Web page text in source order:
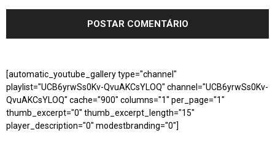
[automatic_youtube_gallery type="channel"
playlist="UCB6yrwSs0Kv-QvuAKCsYLOQ" channel="UCB6yrwSs0Kv-
QvuAKCsYLOQ" cache="900" columns="1" per_page="1"
thumb_excerpt="0" thumb_excerpt_length="15"
player_description="0" modestbranding="0"]